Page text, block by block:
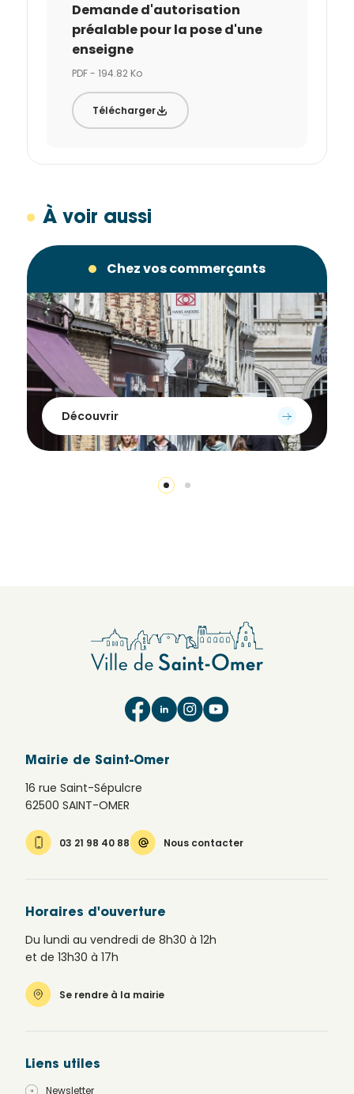
Demande d'autorisation
préalable pour la pose d'une
enseigne
PDF - 194.82 Ko
Télécharger
À voir aussi
Chez vos commerçants
Découvrir
Mairie de Saint-Omer
16 rue Saint-Sépulcre
62500 SAINT-OMER
03 21 98 40 88 Nous contacter
Horaires d'ouverture
Du lundi au vendredi de 8h30 à 12h
et de 13h30 à 17h
Se rendre à la mairie
Liens utiles
Newsletter